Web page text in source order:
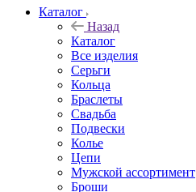
Каталог
Назад
Каталог
Все изделия
Серьги
Кольца
Браслеты
Свадьба
Подвески
Колье
Цепи
Мужской ассортимент
Броши